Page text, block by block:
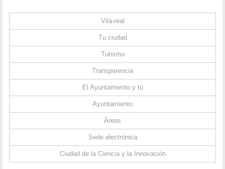
Vila-real
Tu ciudad
Turismo
Transparencia
El Ayuntamiento y tú
Ayuntamiento
Áreas
Sede electrónica
Ciudad de la Ciencia y la Innovación